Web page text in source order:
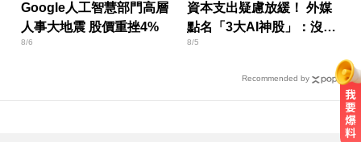
Google人工智慧部門高層
人事大地震 股價重挫4%
8/6
資本支出疑慮放緩！ 外媒
點名「3大AI神股」：沒它
不行
8/5
Recommended by